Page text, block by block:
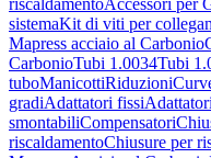
riscaldamentoAccessori per
sistemaKit di viti per
Mapress acciaio al Carbonio
CarbonioTubi 1.0034Tubi
tuboManicottiRiduzioni
gradiAdattatori fissi
smontabiliCompensatori
riscaldamentoChiusure per